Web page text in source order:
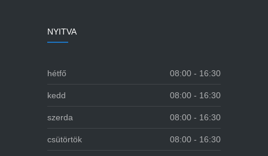
NYITVA
hétfő 08:00 - 16:30
kedd 08:00 - 16:30
szerda 08:00 - 16:30
csütörtök 08:00 - 16:30